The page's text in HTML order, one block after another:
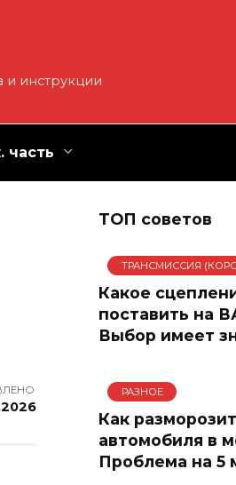
и инструкции
часть
ТОП советов
ТРАНСМИССИЯ
Какое
поставить на
Выбор имеет
РАЗНОЕ
Как
автомобиля в
Проблема на 5